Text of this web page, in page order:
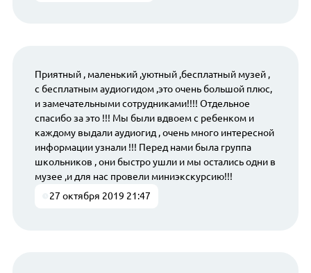
Приятный , маленький ,уютный ,бесплатный музей ,
с бесплатным аудиогидом ,это очень большой плюс,
и замечательными сотрудниками!!!! Отдельное
спасибо за это !!! Мы были вдвоем с ребенком и
каждому выдали аудиогид , очень много интересной
информации узнали !!! Перед нами была группа
школьников , они быстро ушли и мы остались одни в
музее ,и для нас провели миниэкскурсию!!!
27 октября 2019 21:47